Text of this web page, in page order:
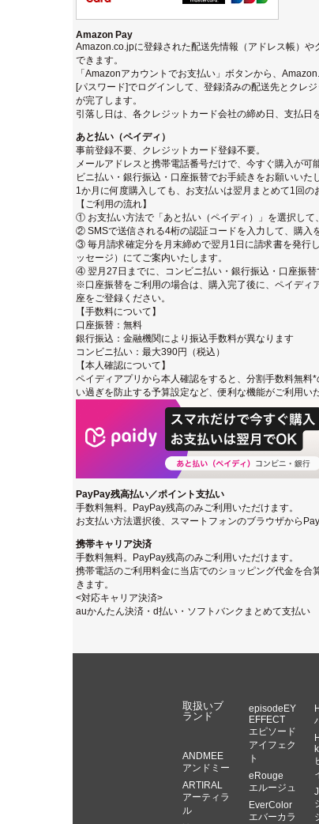
Amazon Pay
Amazon.co.jpに登録された配送先情報（アドレス帳）
できます。
「Amazonアカウントでお支払い」ボタンから、
[パスワード]でログインして、登録済みの配送先とクレ
が完了します。
引落し日は、各クレジットカード会社の締め日、支払日
あと払い（ペイディ）
事前登録不要、クレジットカード登録不要。
メールアドレスと携帯電話番号だけで、今すぐ購入が
ビニ払い・銀行振込・口座振替でお手続きをお願いいた
1か月に何度購入しても、お支払いは翌月まとめて1回の
【ご利用の流れ】
① お支払い方法で「あと払い（ペイディ）」を選択して
② SMSで送信される4桁の認証コードを入力して、購入
③ 毎月請求確定分を月末締めで翌月1日に請求書を発行
ッセージ）にてご案内いたします。
④ 翌月27日までに、コンビニ払い・銀行振込・口座振替
※口座振替をご利用の場合は、購入完了後に、ペイディ
座をご登録ください。
【手数料について】
口座振替：無料
銀行振込：金融機関により振込手数料が異なります
コンビニ払い：最大390円（税込）
【本人確認について】
ペイディアプリから本人確認をすると、分割手数料無料
い過ぎを防止する予算設定など、便利な機能がご利用い
PayPay残高払い／ポイント支払い
手数料無料。PayPay残高のみご利用いただけます。
お支払い方法選択後、スマートフォンのブラウザから
携帯キャリア決済
手数料無料。PayPay残高のみご利用いただけます。
携帯電話のご利用料金に当店でのショッピング代金を合
きます。
<対応キャリア決済>
auかんたん決済・d払い・ソフトバンクまとめて支払い
取扱いブ
ランド
ANDMEE
アンドミー
ARTIRAL
アーティラ
ル
episodeEY
EFFECT
エピソード
アイフェク
ト
eRouge
エルージュ
EverColor
エバーカラ